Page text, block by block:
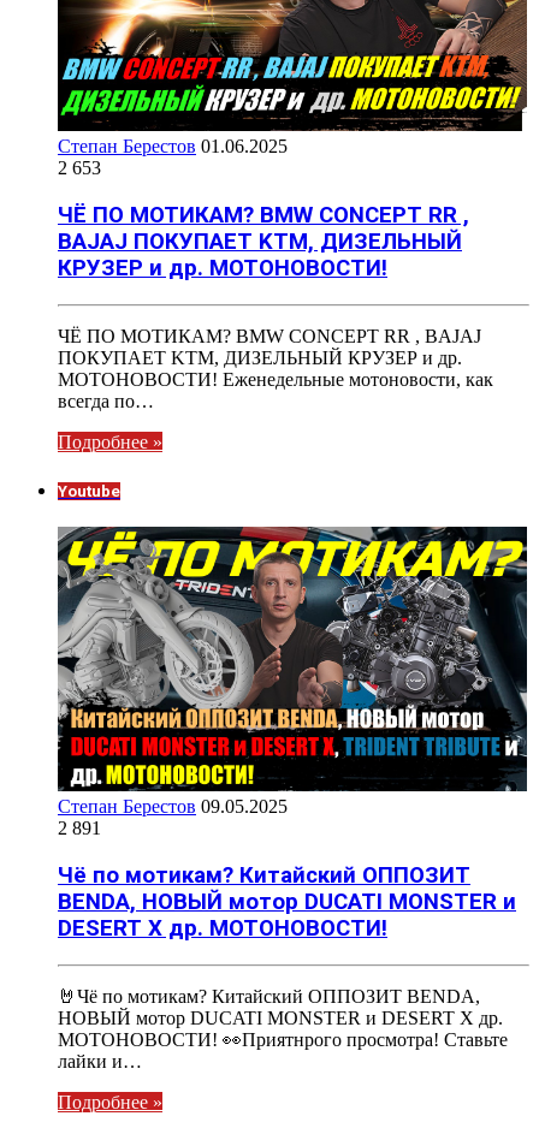
Степан Берестов 01.06.2025
2 653
ЧЁ ПО МОТИКАМ? BMW CONCEPT RR ,
BAJAJ ПОКУПАЕТ KTM, ДИЗЕЛЬНЫЙ
КРУЗЕР и др. МОТОНОВОСТИ!
ЧЁ ПО МОТИКАМ? BMW CONCEPT RR , BAJAJ
ПОКУПАЕТ KTM, ДИЗЕЛЬНЫЙ КРУЗЕР и др.
МОТОНОВОСТИ! Еженедельные мотоновости, как
всегда по…
Подробнее »
Youtube
Степан Берестов 09.05.2025
2 891
Чё по мотикам? Китайский ОППОЗИТ
BENDA, НОВЫЙ мотор DUCATI MONSTER и
DESERT X др. МОТОНОВОСТИ!
🤘Чё по мотикам? Китайский ОППОЗИТ BENDA,
НОВЫЙ мотор DUCATI MONSTER и DESERT X др.
МОТОНОВОСТИ! 👀Приятнрого просмотра! Ставьте
лайки и…
Подробнее »